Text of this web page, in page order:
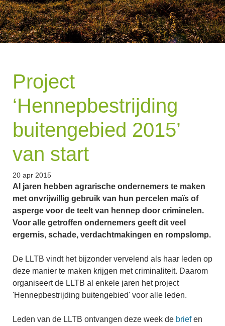
Project
‘Hennepbestrijding
buitengebied 2015’
van start
20 apr 2015
Al jaren hebben agrarische ondernemers te maken
met onvrijwillig gebruik van hun percelen maïs of
asperge voor de teelt van hennep door criminelen.
Voor alle getroffen ondernemers geeft dit veel
ergernis, schade, verdachtmakingen en rompslomp.
De LLTB vindt het bijzonder vervelend als haar leden op
deze manier te maken krijgen met criminaliteit. Daarom
organiseert de LLTB al enkele jaren het project
'Hennepbestrijding buitengebied' voor alle leden.
Leden van de LLTB ontvangen deze week de briefen